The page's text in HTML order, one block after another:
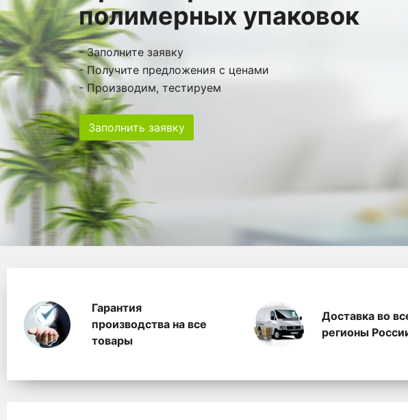
полимерных упаковок
- Заполните заявку
- Получите предложения с ценами
- Производим, тестируем
Заполнить заявку
WhitePack переработка
Гарантия
производства на все
товары
Доставка во
регионы